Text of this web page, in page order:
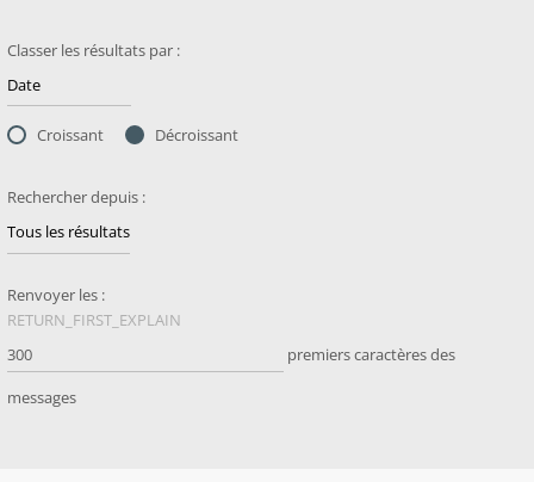
Classer les résultats par :
Croissant Décroissant
Rechercher depuis :
Renvoyer les :
RETURN_FIRST_EXPLAIN
premiers caractères des
messages